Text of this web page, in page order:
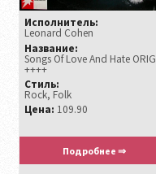
Исполнитель:
Leonard Cohen ‎
Название:
Songs Of Love And Hate ORIG
++++
Стиль:
Rock, Folk
Цена: 109.90
Подробнее ⇒